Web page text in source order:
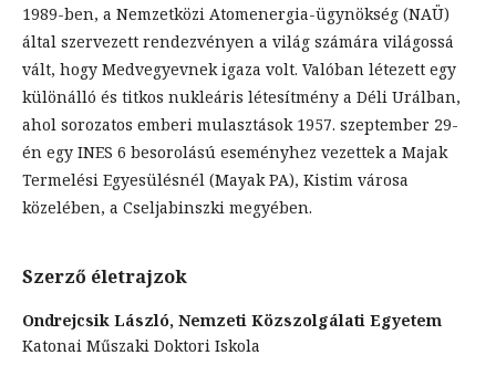
1989-ben, a Nemzetközi Atomenergia-ügynökség (NAÜ)
által szervezett rendezvényen a világ számára világossá
vált, hogy Medvegyevnek igaza volt. Valóban létezett egy
különálló és titkos nukleáris létesítmény a Déli Urálban,
ahol sorozatos emberi mulasztások 1957. szeptember 29-
én egy INES 6 besorolású eseményhez vezettek a Majak
Termelési Egyesülésnél (Mayak PA), Kistim városa
közelében, a Cseljabinszki megyében.
Szerző életrajzok
Ondrejcsik László, Nemzeti Közszolgálati Egyetem
Katonai Műszaki Doktori Iskola